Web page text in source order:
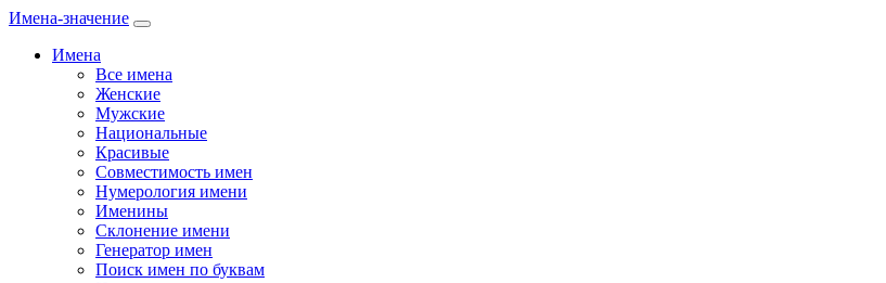
Имена-значение
Имена
Все имена
Женские
Мужские
Национальные
Красивые
Совместимость имен
Нумерология имени
Именины
Склонение имени
Генератор имен
Поиск имен по буквам